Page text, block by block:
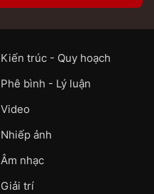
Kiến trúc - Quy hoạch
Phê bình - Lý luận
Video
Nhiếp ảnh
Âm nhạc
Giải trí